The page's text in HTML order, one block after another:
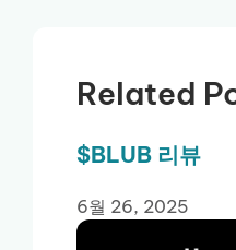
Related
$BLUB 리뷰
6월 26, 2025